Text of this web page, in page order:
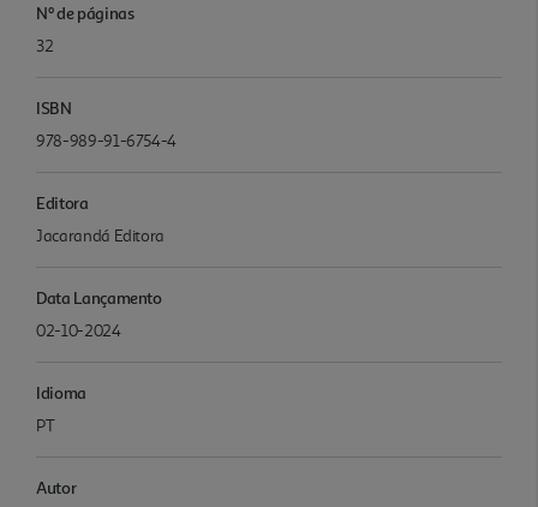
Nº de páginas
32
ISBN
978-989-91-6754-4
Editora
Jacarandá Editora
Data Lançamento
02-10-2024
Idioma
PT
Autor